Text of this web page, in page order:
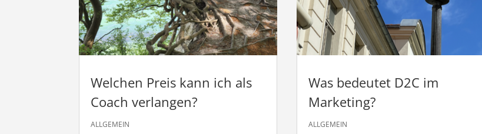
Welchen Preis kann ich als
Coach verlangen?
ALLGEMEIN
Was bedeutet D2C im
Marketing?
ALLGEMEIN